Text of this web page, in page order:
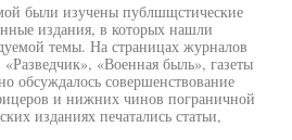
были изучены публшщстические
издания, в которых нашли
темы. На страницах журналов
«Военная быль», газеты
обсуждалось совершенствование
и нижних чинов пограничной
изданиях печатались статьи,